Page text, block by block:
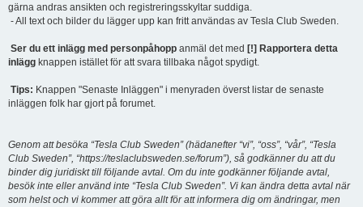
gärna andras ansikten och registreringsskyltar suddiga.
- All text och bilder du lägger upp kan fritt användas av Tesla Club Sweden.
Ser du ett inlägg med personpåhopp anmäl det med [!] Rapportera detta
inlägg knappen istället för att svara tillbaka något spydigt.
Tips: Knappen "Senaste Inläggen" i menyraden överst listar de senaste
inläggen folk har gjort på forumet.
Genom att besöka “Tesla Club Sweden” (hädanefter “vi”, “oss”, “vår”, “Tesla
Club Sweden”, “https://teslaclubsweden.se/forum”), så godkänner du att du
binder dig juridiskt till följande avtal. Om du inte godkänner följande avtal,
besök inte eller använd inte “Tesla Club Sweden”. Vi kan ändra detta avtal när
som helst och vi kommer att göra allt för att informera dig om ändringar, men